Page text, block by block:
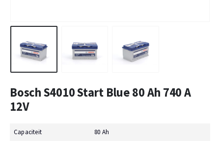
Bosch S4010 Start Blue 80 Ah 740 A
12V
Capaciteit 80 Ah